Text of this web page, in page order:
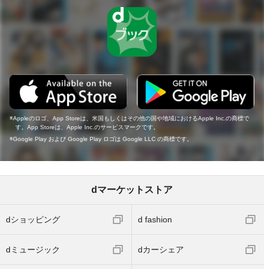
Appleのロゴ、App Storeは、米国もしくはその他の国や地域におけるApple Inc.の商標で
す。App Storeは、Apple Inc.のサービスマークです。
Google Play および Google Play ロゴは Google LLC の商標です。
dマーケットストア
dショッピング d fashion
dミュージック dカーシェア